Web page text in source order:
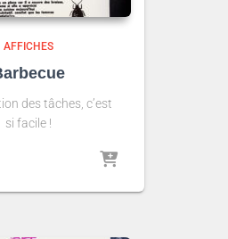
AFFICHES
des tâches, c’est
si facile !